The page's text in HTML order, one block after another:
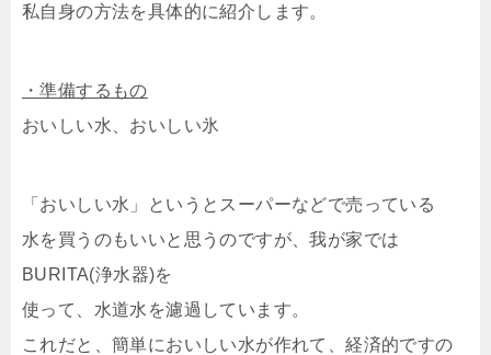
私自身の方法を具体的に紹介します。
・準備するもの
おいしい水、おいしい氷
「おいしい水」というとスーパーなどで売っている
水を買うのもいいと思うのですが、我が家では
BURITA(浄水器)を
使って、水道水を濾過しています。
これだと、簡単においしい水が作れて、経済的ですの